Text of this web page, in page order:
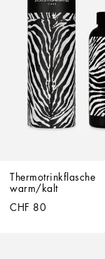
Thermotrinkflasche
warm/kalt
CHF 80